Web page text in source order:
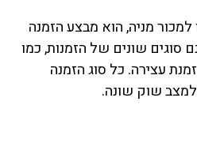
מניה, הוא מבצע הזמנה
שונים של הזמנות, כמו
עצירה. כל סוג הזמנה
שוק שונה.